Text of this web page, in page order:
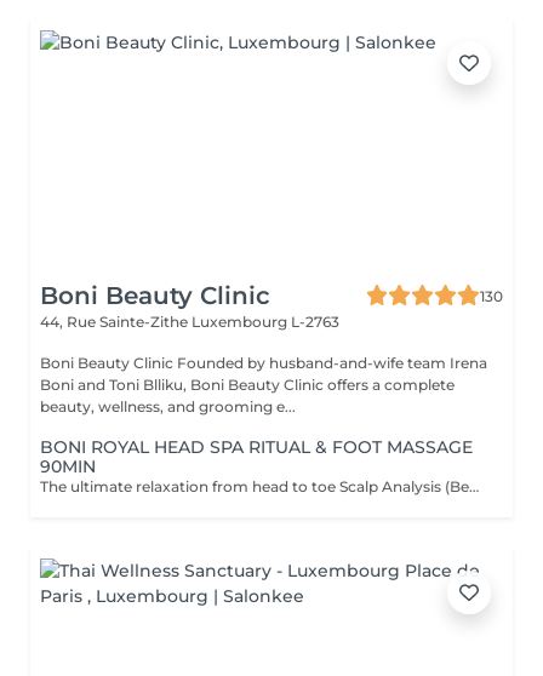
Boni Beauty Clinic
130
44, Rue Sainte-Zithe Luxembourg L-2763
Boni Beauty Clinic Founded by husband-and-wife team Irena
Boni and Toni Blliku, Boni Beauty Clinic offers a complete
beauty, wellness, and grooming e...
BONI ROYAL HEAD SPA RITUAL & FOOT MASSAGE
90MIN
The ultimate relaxation from head to toe Scalp Analysis (Becon Pro Camera) Microbubble Scalp Cleansing Rootonix Scalp & Hair Treatment Steam & Mist Infusion Scalp Massage Foot Massage (15min) Aromatherapy Ritual Blow Dry